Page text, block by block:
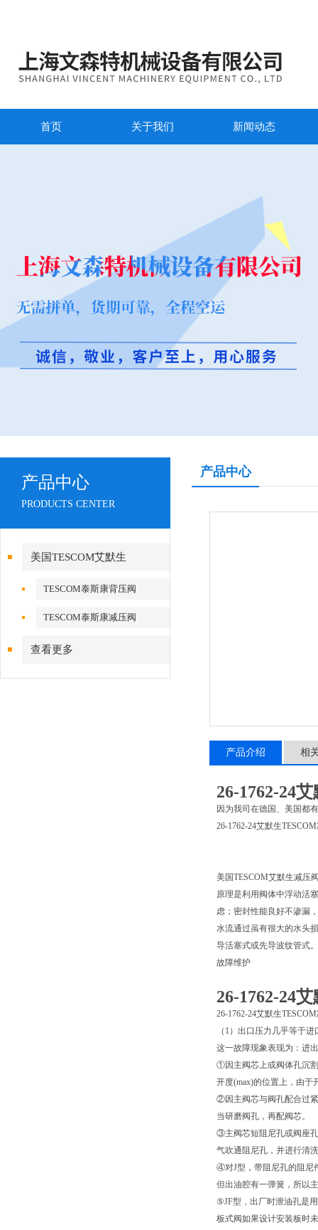
首页 关于我们 新闻动态
产品中心
PRODUCTS CENTER
美国TESCOM艾默生
TESCOM泰斯康背压阀
TESCOM泰斯康减压阀
查看更多
产品中心
产品介绍 相
26-1762-24
因为我司在德国、美国都
26-1762-24艾默生
美国TESCOM艾默生减压
原理是利用阀体中浮动活
虑；密封性能良好不渗漏
水流通过虽有很大的水头
导活塞式或先导波纹管式
故障维护
26-1762-24
26-1762-24艾默生
（1）出口压力几乎等于
这一故障现象表现为：进
①因主阀芯上或阀体孔沉
开度(max)的位置上，由
②因主阀芯与阀孔配合过紧
当研磨阀孔，再配阀芯。
③主阀芯短阻尼孔或阀座
气吹通阻尼孔，并进行清
④对J型，带阻尼孔的阻尼
但出油腔有一弹簧，所以
⑤JF型，出厂时泄油孔是
板式阀如果设计安装板时